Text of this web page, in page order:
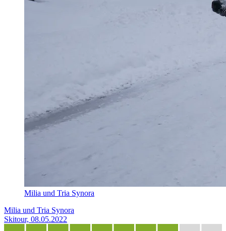
Milia und Tria Synora
Milia und Tria Synora
Skitour, 08.05.2022